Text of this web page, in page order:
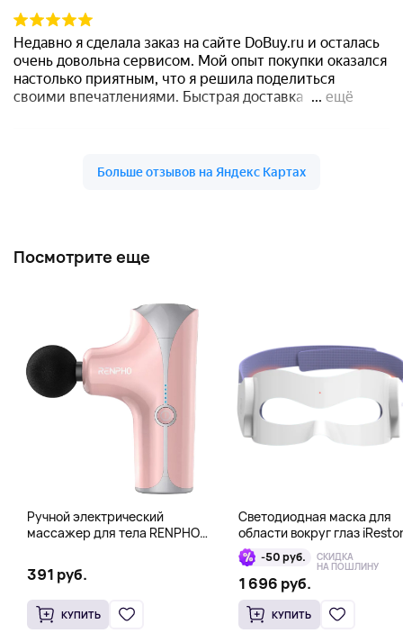
Посмотрите еще
Ручной электрический
массажер для тела RENPHO
391 руб.
КУПИТЬ
Светодиодная маска для
области вокруг глаз
Illumina LED Eye Mask
-50 руб. СКИДКА
НА ПОШЛИНУ
1 696 руб.
КУПИТЬ